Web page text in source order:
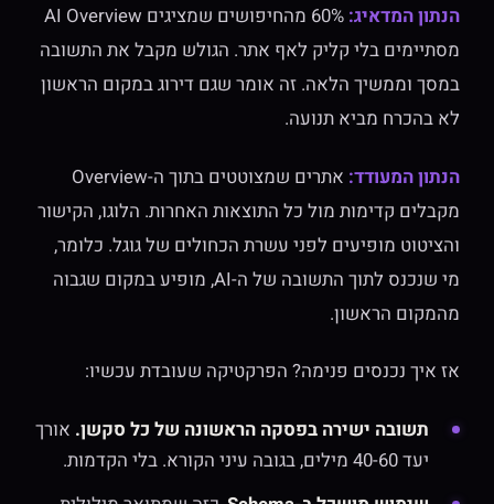
הנתון המדאיג:
60% מהחיפושים שמציגים AI Overview
מסתיימים בלי קליק לאף אתר. הגולש מקבל את התשובה
במסך וממשיך הלאה. זה אומר שגם דירוג במקום הראשון
לא בהכרח מביא תנועה.
הנתון המעודד:
אתרים שמצוטטים בתוך ה-Overview
מקבלים קדימות מול כל התוצאות האחרות. הלוגו, הקישור
והציטוט מופיעים לפני עשרת הכחולים של גוגל. כלומר,
מי שנכנס לתוך התשובה של ה-AI, מופיע במקום שגבוה
מהמקום הראשון.
אז איך נכנסים פנימה? הפרקטיקה שעובדת עכשיו:
תשובה ישירה בפסקה הראשונה של כל סקשן.אורך
יעד 40-60 מילים, בגובה עיני הקורא. בלי הקדמות.